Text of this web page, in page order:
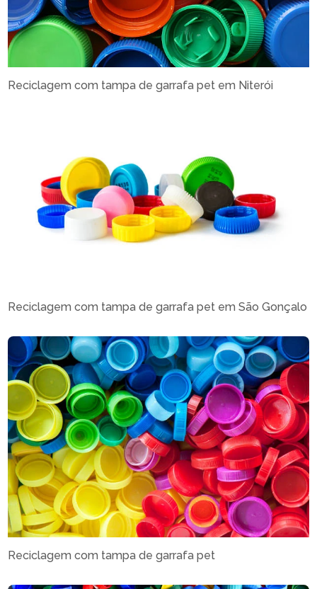
Reciclagem com tampa de garrafa pet em Niterói
Reciclagem com tampa de garrafa pet em São Gonçalo
Reciclagem com tampa de garrafa pet